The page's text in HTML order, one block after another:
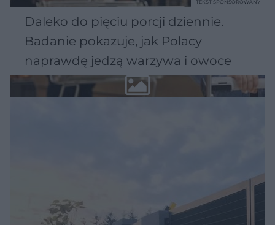
Daleko do pięciu porcji dziennie.
Badanie pokazuje, jak Polacy
naprawdę jedzą warzywa i owoce
TEKST SPONSOROWANY